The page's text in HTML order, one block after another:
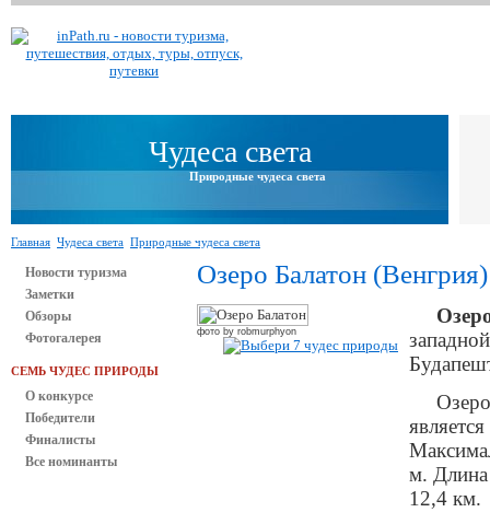
Чудеса света
Природные чудеса света
Главная Чудеса света Природные чудеса света
Новости туризма
Заметки
Обзоры
Фотогалерея
СЕМЬ ЧУДЕС ПРИРОДЫ
О конкурсе
Победители
Финалисты
Все номинанты
Озеро Балатон (Венгрия)
фото by robmurphyon
м. Длина
12,4 км.